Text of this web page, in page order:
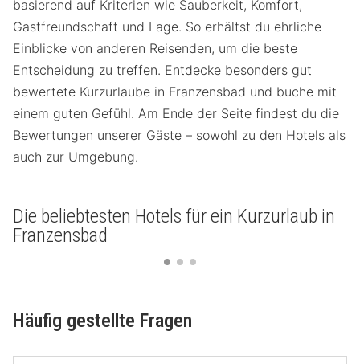
basierend auf Kriterien wie Sauberkeit, Komfort,
Gastfreundschaft und Lage. So erhältst du ehrliche
Einblicke von anderen Reisenden, um die beste
Entscheidung zu treffen. Entdecke besonders gut
bewertete Kurzurlaube in Franzensbad und buche mit
einem guten Gefühl. Am Ende der Seite findest du die
Bewertungen unserer Gäste – sowohl zu den Hotels als
auch zur Umgebung.
Die beliebtesten Hotels für ein Kurzurlaub in
Franzensbad
Häufig gestellte Fragen